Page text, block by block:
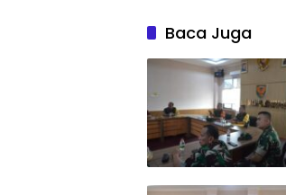
Tanggap terhadap
Perkembangan Situasi
Baca Juga